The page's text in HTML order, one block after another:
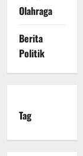
Olahraga
Berita
Politik
Tag